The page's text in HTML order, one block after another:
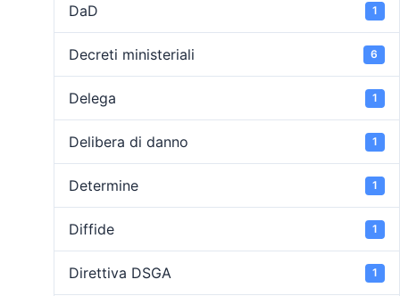
DaD 1
Decreti ministeriali 6
Delega 1
Delibera di danno 1
Determine 1
Diffide 1
Direttiva DSGA 1